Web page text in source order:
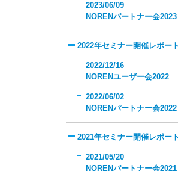
2023/06/09
NORENパートナー会2023
2022年セミナー開催レポート
2022/12/16
NORENユーザー会2022
2022/06/02
NORENパートナー会2022
2021年セミナー開催レポート
2021/05/20
NORENパートナー会2021